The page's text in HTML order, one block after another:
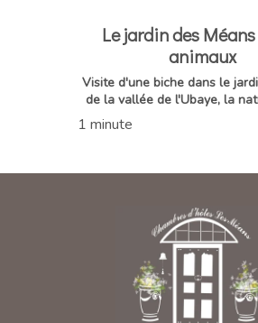
Le jardin des Méans et ses
animaux
Visite d'une biche dans le
de la vallée de l'Ubaye, la
parfois jusque dans le jardin
1 minute